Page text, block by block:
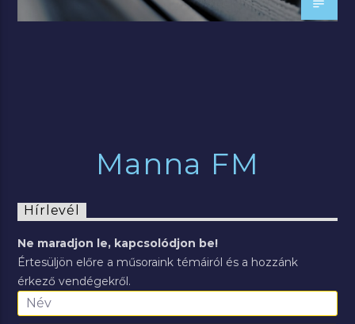
Manna FM
Hírlevél
Ne maradjon le, kapcsolódjon be!
Értesüljön előre a műsoraink témáiról és a hozzánk
érkező vendégekről.